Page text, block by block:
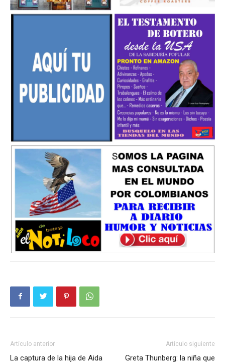
Artículo anterior
La captura de la hija de Aida
Artículo siguiente
Greta Thunberg: la niña que